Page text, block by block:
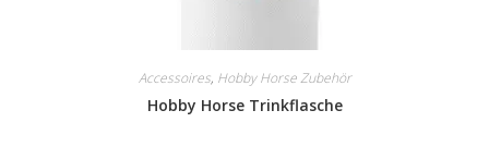
Accessoires, Hobby Horse Zubehör
Hobby Horse Trinkflasche